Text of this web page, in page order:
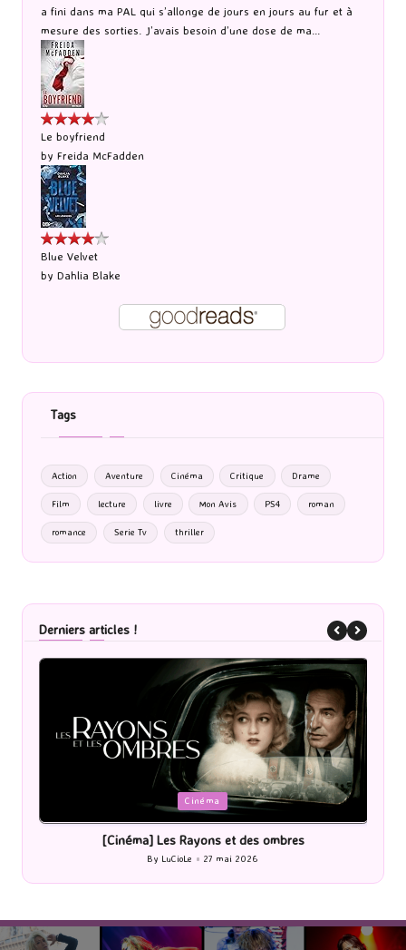
a fini dans ma PAL qui s’allonge de jours en jours au fur et à
mesure des sorties. J’avais besoin d’une dose de ma...
Le boyfriend
by Freida McFadden
Blue Velvet
by Dahlia Blake
Tags
Action Aventure Cinéma Critique Drame
Film lecture livre Mon Avis PS4 roman
romance Serie Tv thriller
Derniers articles !
in
Cinéma
[Cinéma] Les Rayons et des ombres
Posted
by
By LuCioLe 27 mai 2026